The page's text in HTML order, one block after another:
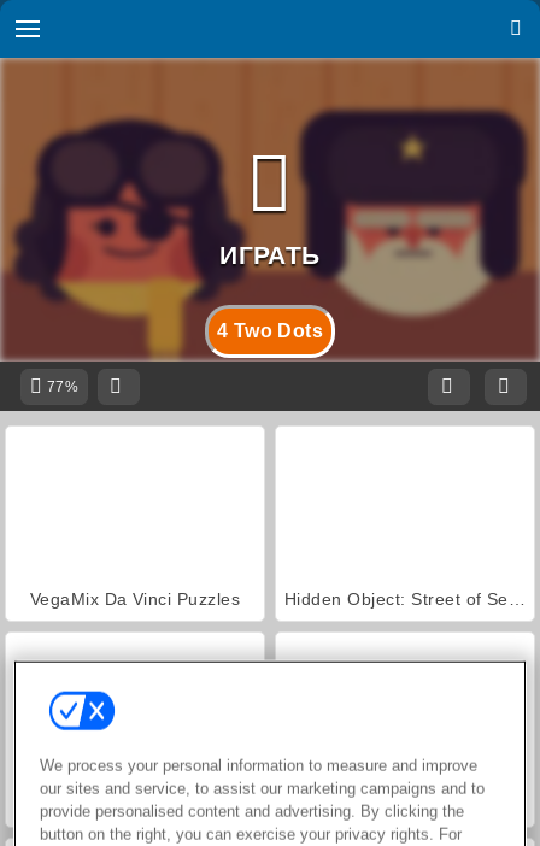
4 Two Dots
77%
VegaMix Da Vinci Puzzles
ASMR Makeover & Makeup Studio World War 2 Shooter
We process your personal information to measure and improve
our sites and service, to assist our marketing campaigns and to
provide personalised content and advertising. By clicking the
button on the right, you can exercise your privacy rights. For